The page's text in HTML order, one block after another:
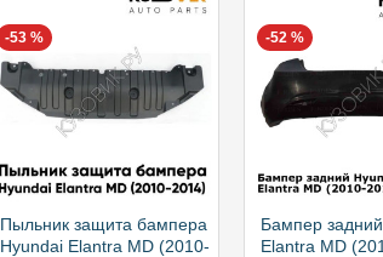
-53 %
Пыльник защита бампера
Hyundai Elantra MD (2010-
-52 %
Бампер
Elantra MD